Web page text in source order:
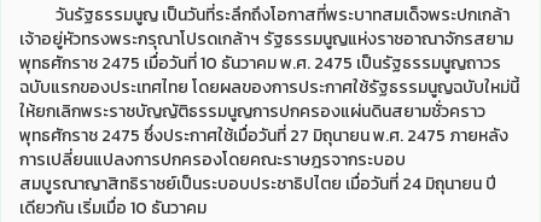
วันรัฐธรรมนูญ เป็นวันที่ระลึกถึงโอกาสที่พระบาทสมเด็จพระปกเกล้า
เจ้าอยู่หัวทรงพระกรุณาโปรดเกล้าฯ รัฐธรรมนูญแห่งราชอาณาจักรสยาม
พุทธศักราช 2475 เมื่อวันที่ 10 ธันวาคม พ.ศ. 2475 เป็นรัฐธรรมนูญถาวร
ฉบับแรกของประเทศไทย โดยผลของการประกาศใช้รัฐธรรมนูญฉบับใหม่นี้
ให้ยกเลิกพระราชบัญญัติธรรมนูญการปกครองแผ่นดินสยามชั่วคราว
พุทธศักราช 2475 ซึ่งประกาศใช้เมื่อวันที่ 27 มิถุนายน พ.ศ. 2475 ภายหลัง
การเปลี่ยนแปลงการปกครองโดยคณะราษฎรจากระบอบ
สมบูรณาญาสิทธิราชย์เป็นระบอบประชาธิปไตย เมื่อวันที่ 24 มิถุนายน ปี
เดียวกัน เริ่มเมื่อ 10 ธันวาคม